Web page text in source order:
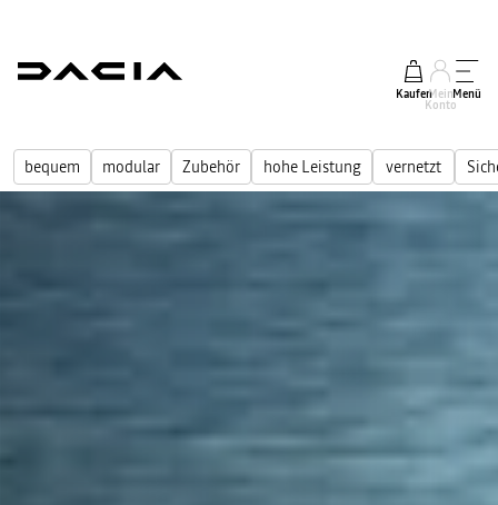
KaufenMein
Konto
Menü
bequem modular Zubehör hohe Leistung vernetzt